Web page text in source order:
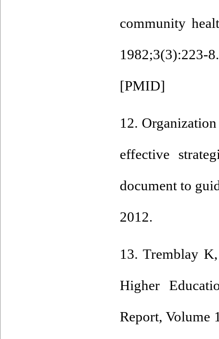
community
[PMID]
12.
effective
document to
2012.
13. Tremblay
Higher
Report, Volume